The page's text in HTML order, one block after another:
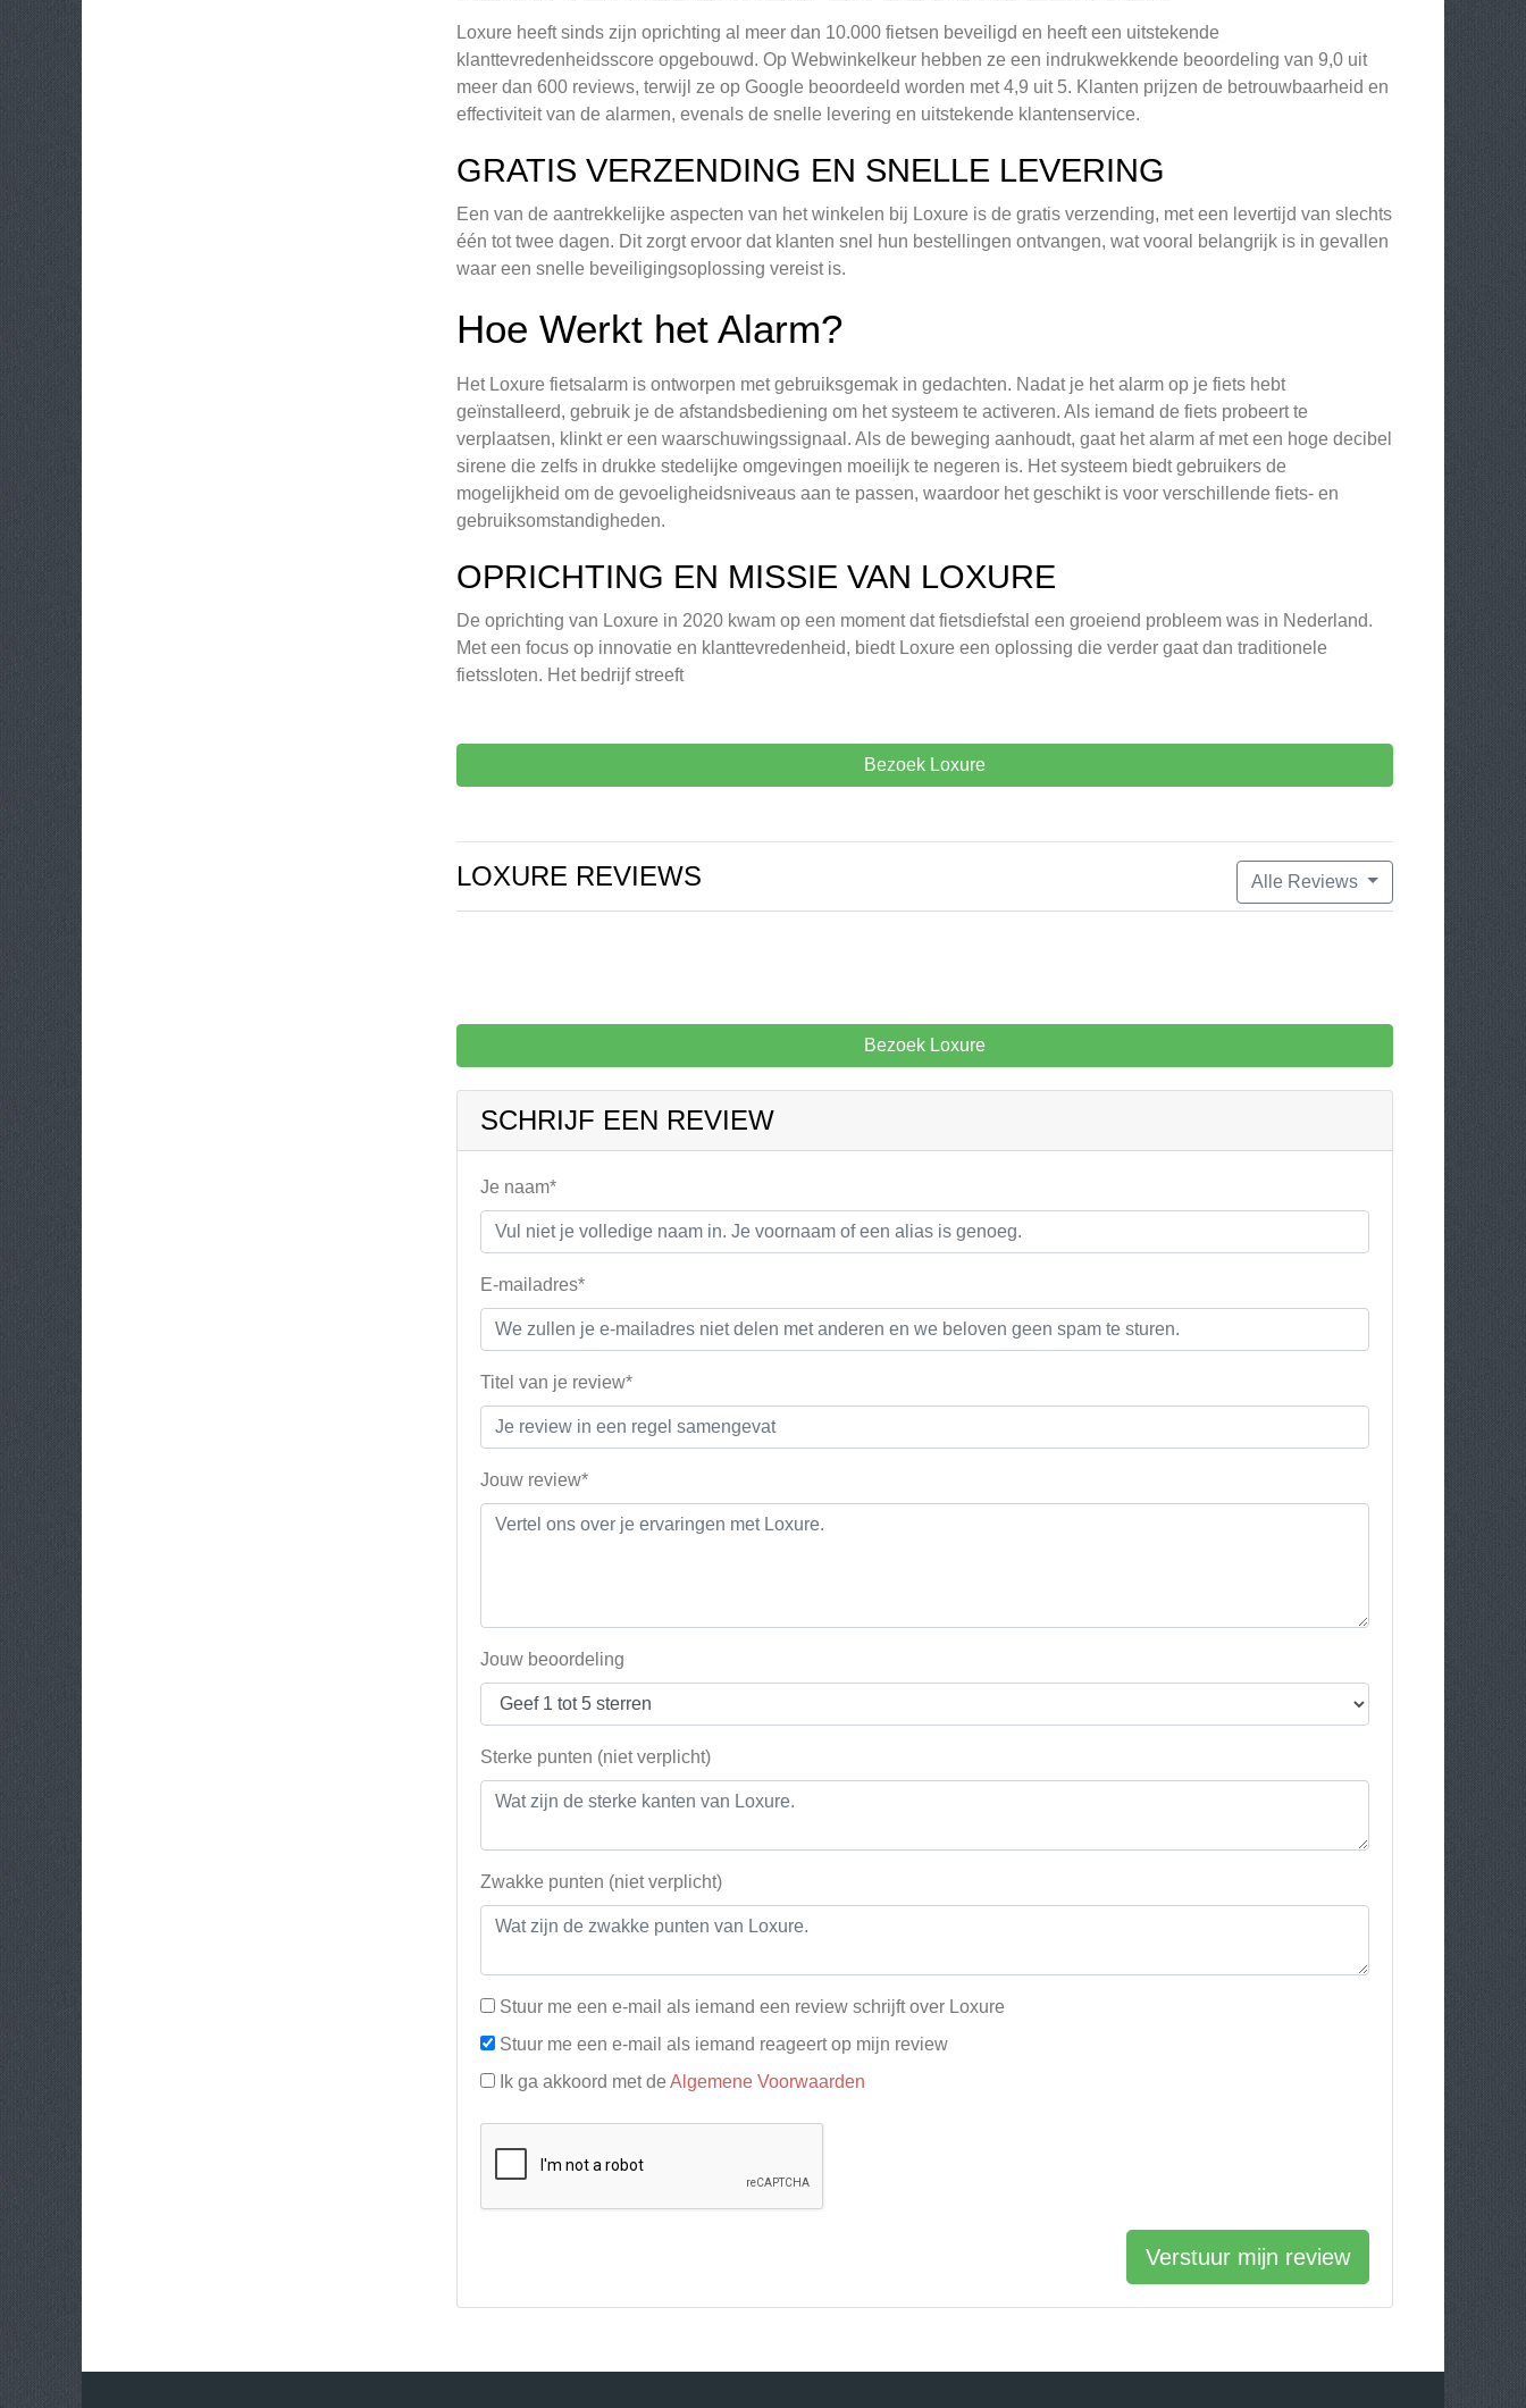
Loxure heeft sinds zijn oprichting al meer dan 10.000 fietsen beveiligd en heeft een uitstekende
klanttevredenheidsscore opgebouwd. Op Webwinkelkeur hebben ze een indrukwekkende beoordeling van 9,0 uit
meer dan 600 reviews, terwijl ze op Google beoordeeld worden met 4,9 uit 5. Klanten prijzen de betrouwbaarheid en
effectiviteit van de alarmen, evenals de snelle levering en uitstekende klantenservice.
GRATIS VERZENDING EN SNELLE LEVERING
Een van de aantrekkelijke aspecten van het winkelen bij Loxure is de gratis verzending, met een levertijd van slechts
één tot twee dagen. Dit zorgt ervoor dat klanten snel hun bestellingen ontvangen, wat vooral belangrijk is in gevallen
waar een snelle beveiligingsoplossing vereist is.
Hoe Werkt het Alarm?
Het Loxure fietsalarm is ontworpen met gebruiksgemak in gedachten. Nadat je het alarm op je fiets hebt
geïnstalleerd, gebruik je de afstandsbediening om het systeem te activeren. Als iemand de fiets probeert te
verplaatsen, klinkt er een waarschuwingssignaal. Als de beweging aanhoudt, gaat het alarm af met een hoge decibel
sirene die zelfs in drukke stedelijke omgevingen moeilijk te negeren is. Het systeem biedt gebruikers de
mogelijkheid om de gevoeligheidsniveaus aan te passen, waardoor het geschikt is voor verschillende fiets- en
gebruiksomstandigheden.
OPRICHTING EN MISSIE VAN LOXURE
De oprichting van Loxure in 2020 kwam op een moment dat fietsdiefstal een groeiend probleem was in Nederland.
Met een focus op innovatie en klanttevredenheid, biedt Loxure een oplossing die verder gaat dan traditionele
fietssloten. Het bedrijf streeft
Bezoek Loxure
Alle Reviews
LOXURE REVIEWS
Bezoek Loxure
SCHRIJF EEN REVIEW
Je naam*
E-mailadres*
Titel van je review*
Jouw review*
Jouw beoordeling
Sterke punten (niet verplicht)
Zwakke punten (niet verplicht)
Stuur me een e-mail als iemand een review schrijft over Loxure
Stuur me een e-mail als iemand reageert op mijn review
Ik ga akkoord met de Algemene Voorwaarden
Verstuur mijn review